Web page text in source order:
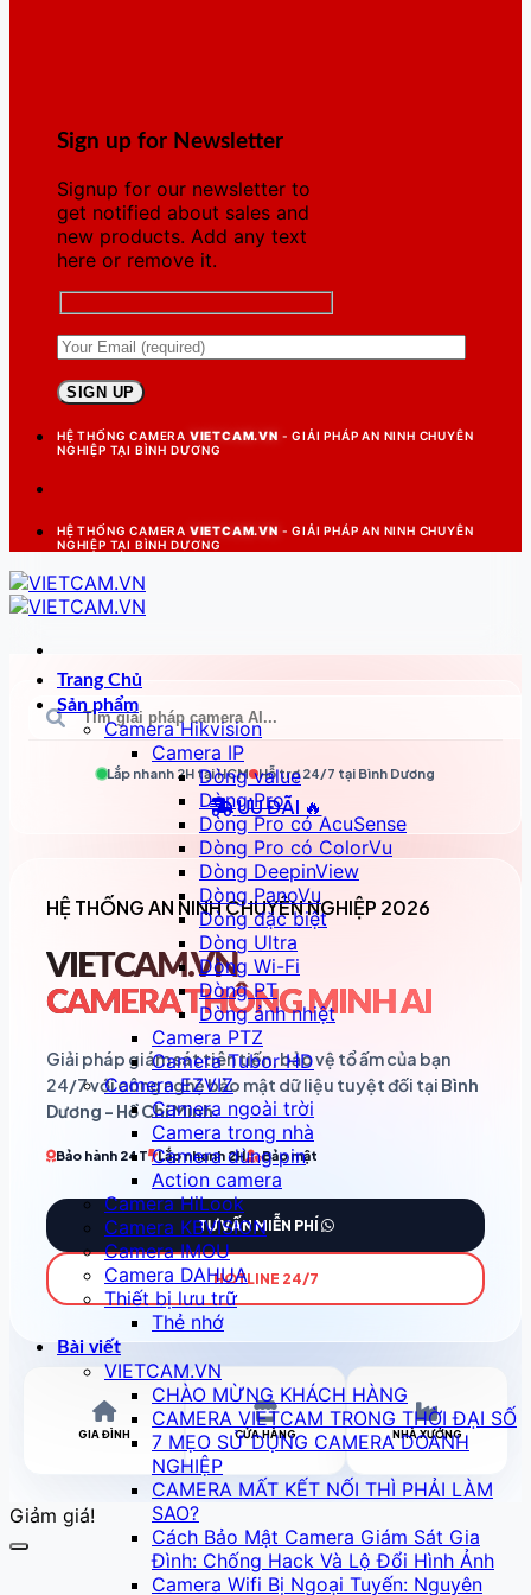
Sign up for Newsletter
Signup for our newsletter to
get notified about sales and
new products. Add any text
here or remove it.
HỆ THỐNG CAMERA VIETCAM.VN - GIẢI PHÁP AN NINH CHUYÊN
NGHIỆP TẠI BÌNH DƯƠNG
HỆ THỐNG CAMERA VIETCAM.VN - GIẢI PHÁP AN NINH CHUYÊN
NGHIỆP TẠI BÌNH DƯƠNG
Trang Chủ
Sản phẩm
Camera Hikvision
Camera IP
Dòng value
Dòng Pro
Dòng Pro có AcuSense
Dòng Pro có ColorVu
Dòng DeepinView
Dòng PanoVu
Dòng đặc biệt
Dòng Ultra
Dòng Wi-Fi
Dòng PT
Dòng ảnh nhiệt
Camera PTZ
Camera Tubor HD
Camera EZVIZ
Camera ngoài trời
Camera trong nhà
Camera dùng pin
Action camera
Camera HiLook
Camera KBVISION
Camera IMOU
Camera DAHUA
Thiết bị lưu trữ
Thẻ nhớ
Bài viết
VIETCAM.VN
CHÀO MỪNG KHÁCH HÀNG
CAMERA VIETCAM TRONG THỜI ĐẠI SỐ
7 MẸO SỬ DỤNG CAMERA DOANH
NGHIỆP
CAMERA MẤT KẾT NỐI THÌ PHẢI LÀM
SAO?
Cách Bảo Mật Camera Giám Sát Gia
Đình: Chống Hack Và Lộ Đổi Hình Ảnh
Camera Wifi Bị Ngoại Tuyến: Nguyên
Lắp nhanh 2H tạiHCM Hỗ trợ 24/7 tại Bình Dương
ƯU ĐÃI 🔥
HỆ THỐNG AN NINH CHUYÊN NGHIỆP 2026
VIETCAM.VN
CAMERA THÔNG MINH AI
Giải pháp giám sát tiên tiến, bảo vệ tổ ấm của bạn
24/7 với công nghệ bảo mật dữ liệu tuyệt đối tại Bình
Dương - Hồ Chí Minh.
Bảo hành 24T Lắp nhanh 2H Bảo mật
TƯ VẤN MIỄN PHÍ
HOTLINE 24/7
GIA ĐÌNH CỬA HÀNG NHÀ XƯỞNG
Giảm giá!